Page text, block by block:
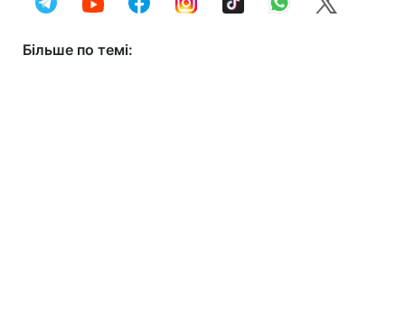
Більше по темі: